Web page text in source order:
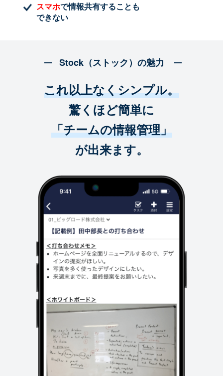
スマホで情報共有することも
できない
Stock（ストック）の魅力
これ以上なくシンプル。
驚くほど簡単に
「チームの情報管理」
が出来ます。